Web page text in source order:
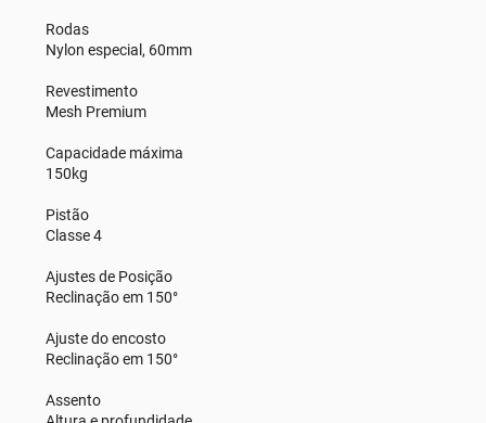
Rodas
Nylon especial, 60mm
Revestimento
Mesh Premium
Capacidade máxima
150kg
Pistão
Classe 4
Ajustes de Posição
Reclinação em 150°
Ajuste do encosto
Reclinação em 150°
Assento